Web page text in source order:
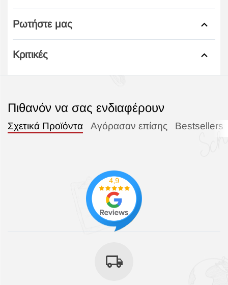
Ρωτήστε μας
Κριτικές
Πιθανόν να σας ενδιαφέρουν
Σχετικά Προϊόντα Αγόρασαν επίσης Bestsellers